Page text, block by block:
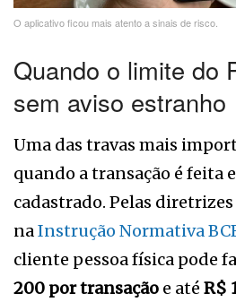
O aplicativo ficou mais atento a sinais de risco.
Quando o limite do
sem aviso estranho
Uma das travas mais
quando a transação é feita
cadastrado. Pelas
naInstrução Normativa
cliente pessoa física pode
200 por transação e até R$